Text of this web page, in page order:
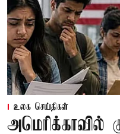
உலக செய்திகள்
அமெரிக்காவில்